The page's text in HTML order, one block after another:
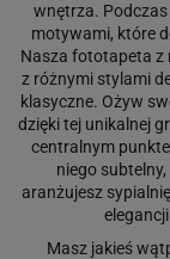
wnętrza.
motywami, które
Nasza fototapeta z
z różnymi stylami
klasyczne. Ożyw
dzięki tej unikalnej
centralnym
niego
aranżujesz
Masz jakieś